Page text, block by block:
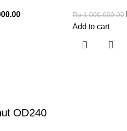
Rp1,000,000.00
Add to cart
OD240